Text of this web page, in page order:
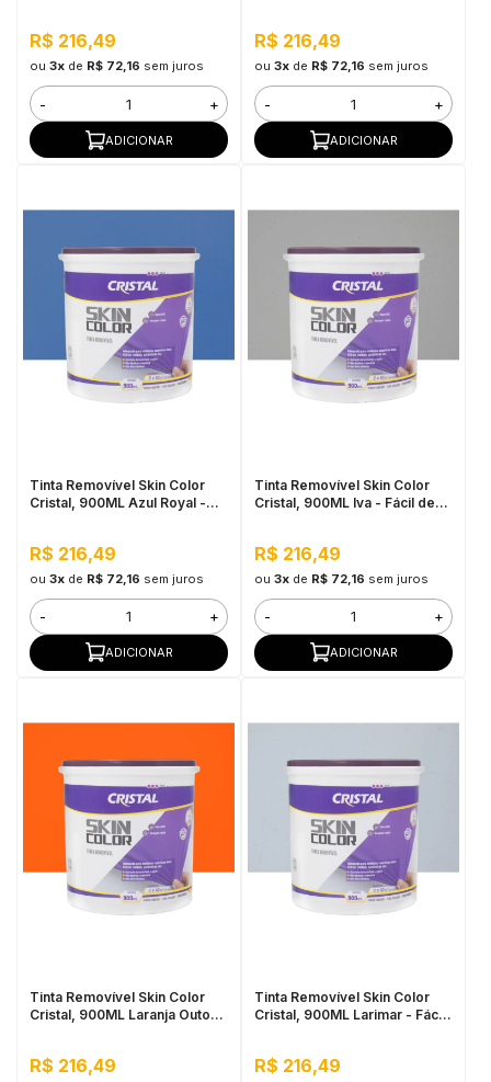
R$ 216,49
ou 3xde R$ 72,16 sem juros
- +
ADICIONAR
R$ 216,49
ou 3xde R$ 72,16 sem juros
- +
ADICIONAR
Tinta Removível Skin Color
Cristal, 900ML Azul Royal -
R$ 216,49
ou 3xde R$ 72,16 sem juros
- +
ADICIONAR
Tinta Removível Skin Color
Cristal, 900ML Iva - Fácil de
R$ 216,49
ou 3xde R$ 72,16 sem juros
- +
ADICIONAR
Tinta Removível Skin Color
Cristal, 900ML Laranja Outono
R$ 216,49
Tinta Removível Skin Color
Cristal, 900ML Larimar - Fácil
R$ 216,49